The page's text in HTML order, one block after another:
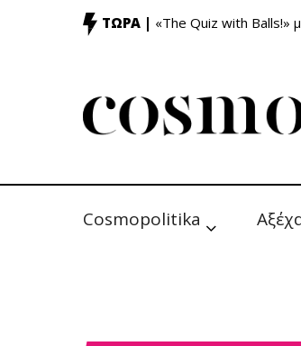
ΤΩΡΑ | «The Quiz with Balls!»
Cosmopolitika